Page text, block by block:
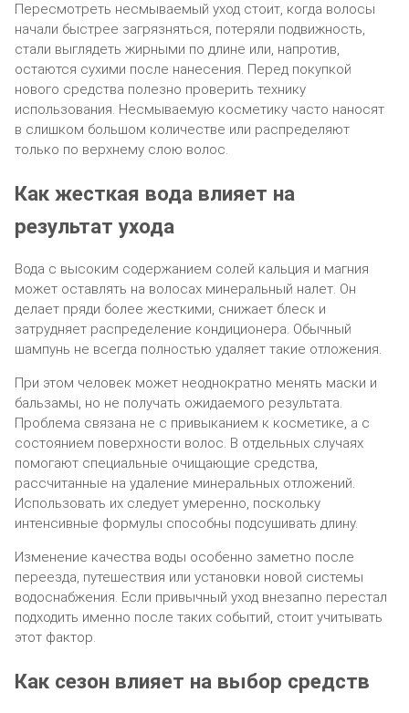
Пересмотреть несмываемый уход стоит, когда волосы
начали быстрее загрязняться, потеряли подвижность,
стали выглядеть жирными по длине или, напротив,
остаются сухими после нанесения. Перед покупкой
нового средства полезно проверить технику
использования. Несмываемую косметику часто наносят
в слишком большом количестве или распределяют
только по верхнему слою волос.
Как жесткая вода влияет на
результат ухода
Вода с высоким содержанием солей кальция и магния
может оставлять на волосах минеральный налет. Он
делает пряди более жесткими, снижает блеск и
затрудняет распределение кондиционера. Обычный
шампунь не всегда полностью удаляет такие отложения.
При этом человек может неоднократно менять маски и
бальзамы, но не получать ожидаемого результата.
Проблема связана не с привыканием к косметике, а с
состоянием поверхности волос. В отдельных случаях
помогают специальные очищающие средства,
рассчитанные на удаление минеральных отложений.
Использовать их следует умеренно, поскольку
интенсивные формулы способны подсушивать длину.
Изменение качества воды особенно заметно после
переезда, путешествия или установки новой системы
водоснабжения. Если привычный уход внезапно перестал
подходить именно после таких событий, стоит учитывать
этот фактор.
Как сезон влияет на выбор средств